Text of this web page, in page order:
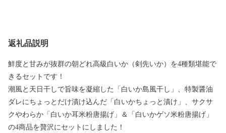
返礼品説明
鮮度と甘みが抜群の朝どれ高級白いか（剣先いか）を4種類堪能で
きるセットです！
潮風と天日干しで旨味を凝縮した「白いか島風干し」、特製醤油
ダレにちょっとだけ漬け込んだ「白いかちょっと漬け」、サクサ
クやわらか「白いか耳米粉唐揚げ」＆「白いかゲソ米粉唐揚げ」
の4商品を贅沢にセットにしました！